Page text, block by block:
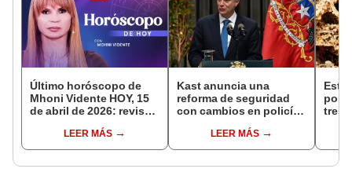
Último horóscopo de
Mhoni Vidente HOY, 15
de abril de 2026: revisa
signo y entérate si te
espera un día
LEER MÁS
Kast anuncia una
reforma de seguridad
con cambios en policías
de ChileLEER MÁS
Este
tres